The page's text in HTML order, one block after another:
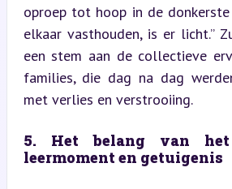
oproep tot hoop in de donkerste
elkaar vasthouden, is er licht.”
een stem aan de collectieve
families, die dag na dag
met verlies en verstrooiing.
5. Het belang van
leermoment en getuigenis